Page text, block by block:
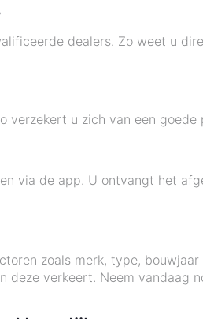
dealers. Zo weet u
u zich van een goede
via de app. U ontvangt het
zoals merk, type,
verkeert. Neem vandaag